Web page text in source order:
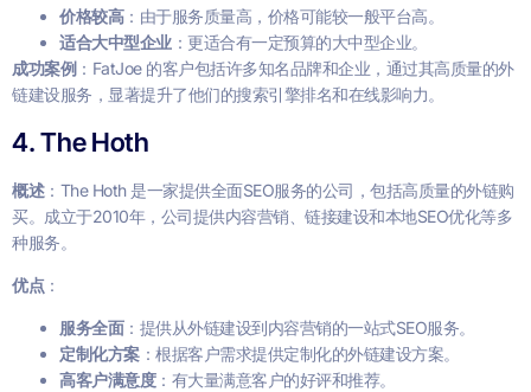
价格较高：由于服务质量高，价格可能较一般平台高。
适合大中型企业：更适合有一定预算的大中型企业。
成功案例：FatJoe 的客户包括许多知名品牌和企业，通过其高质量的外
链建设服务，显著提升了他们的搜索引擎排名和在线影响力。
4. The Hoth
概述：The Hoth 是一家提供全面SEO服务的公司，包括高质量的外链购
买。成立于2010年，公司提供内容营销、链接建设和本地SEO优化等多
种服务。
优点：
服务全面：提供从外链建设到内容营销的一站式SEO服务。
定制化方案：根据客户需求提供定制化的外链建设方案。
高客户满意度：有大量满意客户的好评和推荐。